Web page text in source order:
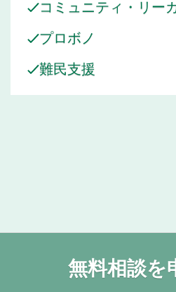
コミュニティ・リー
プロボノ
難民支援
無料相談を